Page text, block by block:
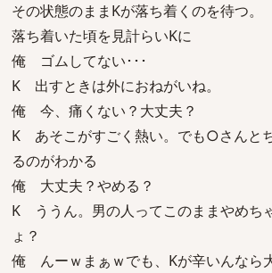
その状態のままKが落ち着くのを待つ。
落ち着いた頃を見計らいKに
俺 ゴムしてない･･･
K 出すときは外におねがいね。
俺 今、痛くない？大丈夫？
K あそこがすごく熱い。でも○さんと
るのがわかる
俺 大丈夫？やめる？
K ううん。男の人ってこのままやめち
ょ？
俺 んーｗまぁｗでも、Kが辛いんなら